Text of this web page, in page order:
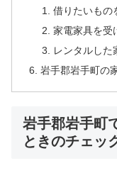
借りたいもの
家電家具を受
レンタルした
岩手郡岩手町の
岩手郡岩手町
ときのチェッ